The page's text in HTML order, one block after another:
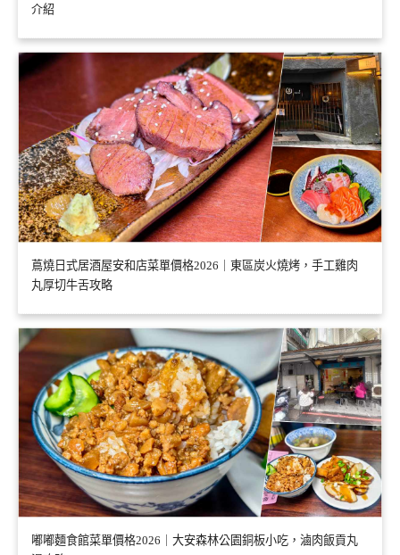
介紹
蔦燒日式居酒屋安和店菜單價格2026｜東區炭火燒烤，手工雞肉
丸厚切牛舌攻略
嘟嘟麵食館菜單價格2026｜大安森林公園銅板小吃，滷肉飯貢丸